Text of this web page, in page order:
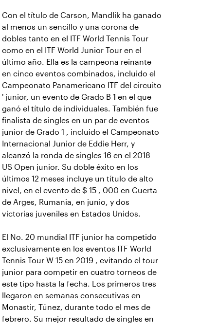
Con el título de Carson, Mandlik ha ganado
al menos un sencillo y una corona de
dobles tanto en el ITF World Tennis Tour
como en el ITF World Junior Tour en el
último año. Ella es la campeona reinante
en cinco eventos combinados, incluido el
Campeonato Panamericano ITF del circuito
' junior, un evento de Grado B 1 en el que
ganó el título de individuales. También fue
finalista de singles en un par de eventos
junior de Grado 1 , incluido el Campeonato
Internacional Junior de Eddie Herr, y
alcanzó la ronda de singles 16 en el 2018
US Open junior. Su doble éxito en los
últimos 12 meses incluye un título de alto
nivel, en el evento de $ 15 , 000 en Cuerta
de Arges, Rumania, en junio, y dos
victorias juveniles en Estados Unidos.
El No. 20 mundial ITF junior ha competido
exclusivamente en los eventos ITF World
Tennis Tour W 15 en 2019 , evitando el tour
junior para competir en cuatro torneos de
este tipo hasta la fecha. Los primeros tres
llegaron en semanas consecutivas en
Monastir, Túnez, durante todo el mes de
febrero. Su mejor resultado de singles en